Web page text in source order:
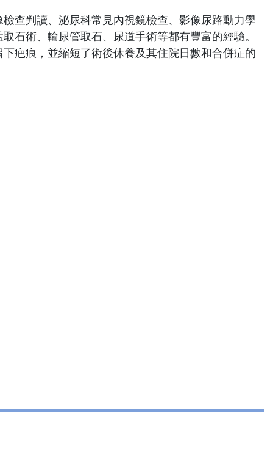
查判讀、泌尿科常見內視鏡檢查、影像尿路動力學
石術、輸尿管取石、尿道手術等都有豐富的經驗。
疤痕，並縮短了術後休養及其住院日數和合併症的